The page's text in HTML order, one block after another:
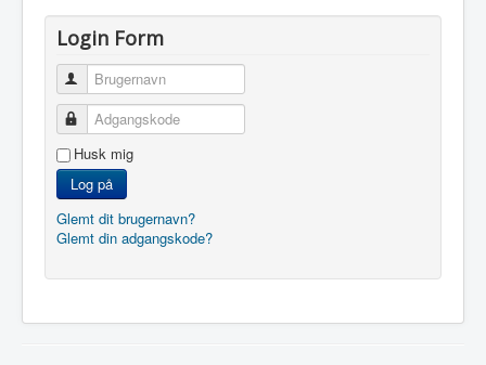
Login Form
Brugernavn
Adgangskode
Husk mig
Log på
Glemt dit brugernavn?
Glemt din adgangskode?